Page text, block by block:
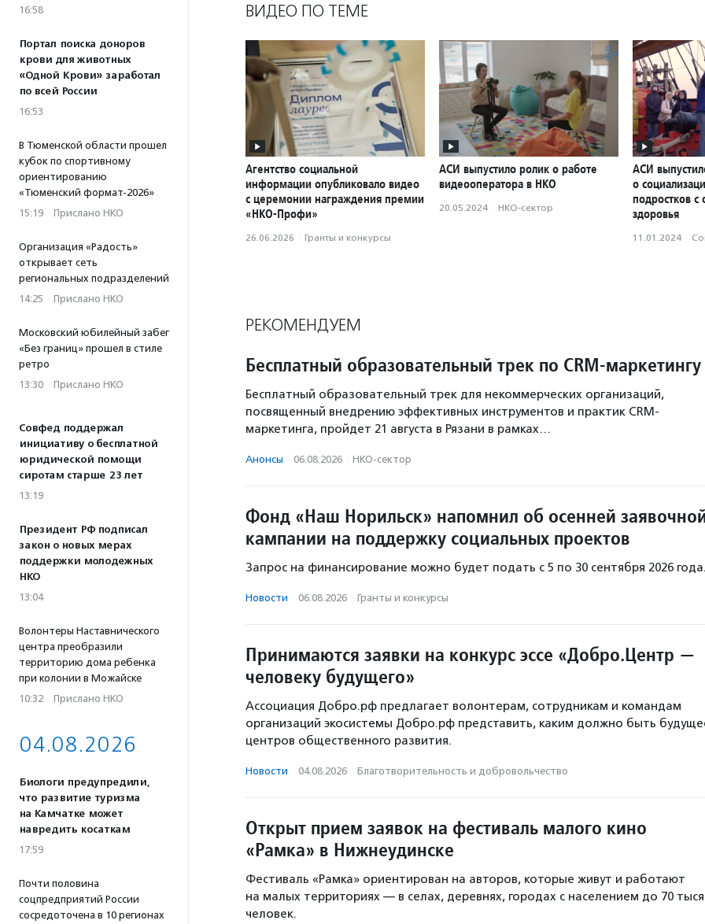
16:58
Портал поиска доноров
крови для животных
«Одной Крови» заработал
по всей России
16:53
В Тюменской области прошел
кубок по спортивному
ориентированию
«Тюменский формат-2026»
15:19 · Прислано НКО
Организация «Радость»
открывает сеть
региональных подразделений
14:25 · Прислано НКО
Московский юбилейный забег
«Без границ» прошел в стиле
ретро
13:30 · Прислано НКО
Совфед поддержал
инициативу о бесплатной
юридической помощи
сиротам старше 23 лет
13:19
Президент РФ подписал
закон о новых мерах
поддержки молодежных
НКО
13:04
Волонтеры Наставнического
центра преобразили
территорию дома ребенка
при колонии в Можайске
10:32 · Прислано НКО
04.08.2026
Биологи предупредили,
что развитие туризма
на Камчатке может
навредить косаткам
17:59
Почти половина
соцпредприятий России
сосредоточена в 10 регионах
ВИДЕО ПО ТЕМЕ
Агентство социальной
информации опубликовало видео
с церемонии награждения премии
«НКО-Профи»
26.06.2026 · Гранты и конкурсы
АСИ выпустило ролик о работе
видеооператора в НКО
20.05.2024 · НКО-сектор
АСИ
о
подростков с
здоровья
11.01.2024 ·
РЕКОМЕНДУЕМ
Бесплатный образовательный трек по CRM-маркетингу
Бесплатный образовательный трек для некоммерческих организаций,
посвященный внедрению эффективных инструментов и практик CRM-
маркетинга, пройдет 21 августа в Рязани в рамках…
Анонсы · 06.08.2026 · НКО-сектор
Фонд «Наш Норильск» напомнил об осенней
кампании на поддержку социальных проектов
Запрос на финансирование можно будет подать с 5 по 30 сентября 2026
Новости · 06.08.2026 · Гранты и конкурсы
Принимаются заявки на конкурс эссе «Добро.Центр —
человеку будущего»
Ассоциация Добро.рф предлагает волонтерам, сотрудникам и командам
организаций экосистемы Добро.рф представить, каким должно быть
центров общественного развития.
Новости · 04.08.2026 · Благотвори­тель­ность и доброволь­чест­во
Открыт прием заявок на фестиваль малого кино
«Рамка» в Нижнеудинске
Фестиваль «Рамка» ориентирован на авторов, которые живут и работают
на малых территориях — в селах, деревнях, городах с населением до 70
человек.